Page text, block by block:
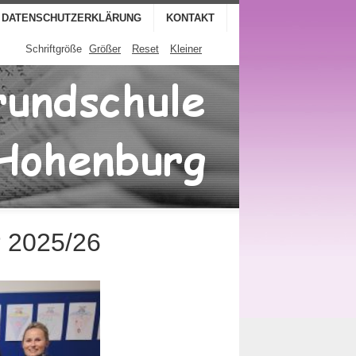
DATENSCHUTZERKLÄRUNG KONTAKT
Schriftgröße Größer Reset Kleiner
2025/26